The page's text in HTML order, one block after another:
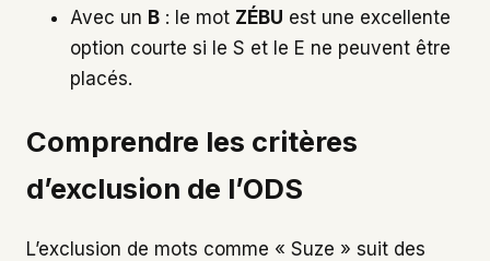
Avec un B : le mot ZÉBU est une excellente
option courte si le S et le E ne peuvent être
placés.
Comprendre les critères
d’exclusion de l’ODS
L’exclusion de mots comme « Suze » suit des